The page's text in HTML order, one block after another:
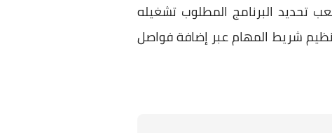
تحديد البرنامج المطلوب تشغيله
شريط المهام عبر إضافة فواصل